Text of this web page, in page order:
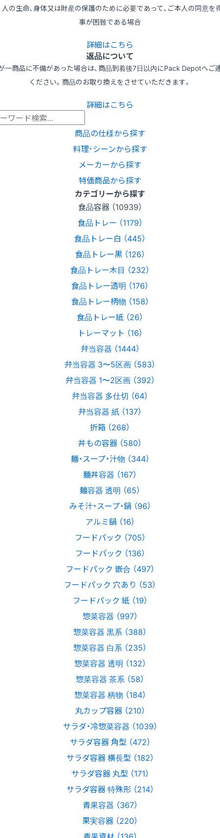
の生命、身体又は財産の保護のために必要であって、ご本人の同意を
事が困難である場合
詳細はこちら
返品について
一商品に不備があった場合は、商品到着後7日以内にPack Depotへご
ください。商品のお取り換えをさせていただきます。
詳細はこちら
商品の仕様から探す
料理･シーンから探す
メーカーから探す
特価商品から探す
カテゴリーから探す
食品容器 （10939）
食品トレー （1179）
食品トレー白 （445）
食品トレー黒 （126）
食品トレー木目 （232）
食品トレー透明 （176）
食品トレー柄物 （158）
食品トレー紙 （26）
トレーマット （16）
弁当容器 （1444）
弁当容器 3〜5区画 （583）
弁当容器 1〜2区画 （392）
弁当容器 多仕切 （64）
弁当容器 紙 （137）
折箱 （268）
丼もの容器 （580）
麺・スープ・汁物 （344）
麺丼容器 （167）
麺容器 透明 （65）
みそ汁・スープ・鍋 （96）
アルミ鍋 （16）
フードパック （705）
フードパック （136）
フードパック 嵌合 （497）
フードパック 穴あり （53）
フードパック 紙 （19）
惣菜容器 （997）
惣菜容器 黒系 （388）
惣菜容器 白系 （235）
惣菜容器 透明 （132）
惣菜容器 茶系 （58）
惣菜容器 柄物 （184）
丸カップ容器 （210）
サラダ・冷惣菜容器 （1039）
サラダ容器 角型 （472）
サラダ容器 横長型 （182）
サラダ容器 丸型 （171）
サラダ容器 特殊形 （214）
青果容器 （367）
果実容器 （220）